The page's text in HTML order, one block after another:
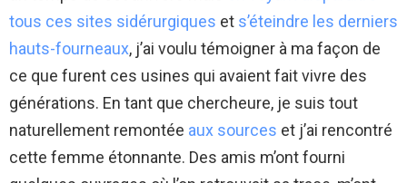
tous ces sites sidérurgiques et s’éteindre les derniers
hauts-fourneaux, j’ai voulu témoigner à ma façon de
ce que furent ces usines qui avaient fait vivre des
générations. En tant que chercheure, je suis tout
naturellement remontée aux sources et j’ai rencontré
cette femme étonnante. Des amis m’ont fourni